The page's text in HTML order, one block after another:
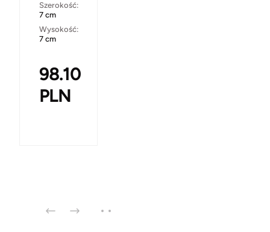
Szerokość:
7 cm
Wysokość:
7 cm
98.10
PLN